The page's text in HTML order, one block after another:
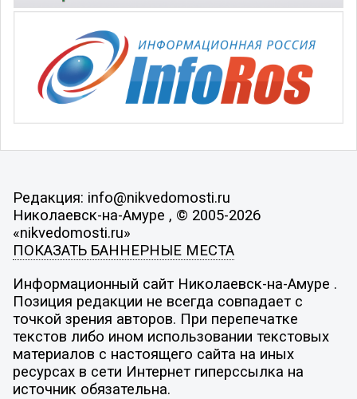
Редакция: info@nikvedomosti.ru
Николаевск-на-Амуре , © 2005-2026
«nikvedomosti.ru»
ПОКАЗАТЬ БАННЕРНЫЕ МЕСТА
Информационный сайт Николаевск-на-Амуре .
Позиция редакции не всегда совпадает с
точкой зрения авторов. При перепечатке
текстов либо ином использовании текстовых
материалов с настоящего сайта на иных
ресурсах в сети Интернет гиперссылка на
источник обязательна.